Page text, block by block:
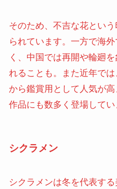
そのため、不吉な花とい
られています。一方で海
く、中国では再開や輪廻
れることも。また近年で
から鑑賞用として人気が
作品にも数多く登場してい
シクラメン
シクラメンは冬を代表す